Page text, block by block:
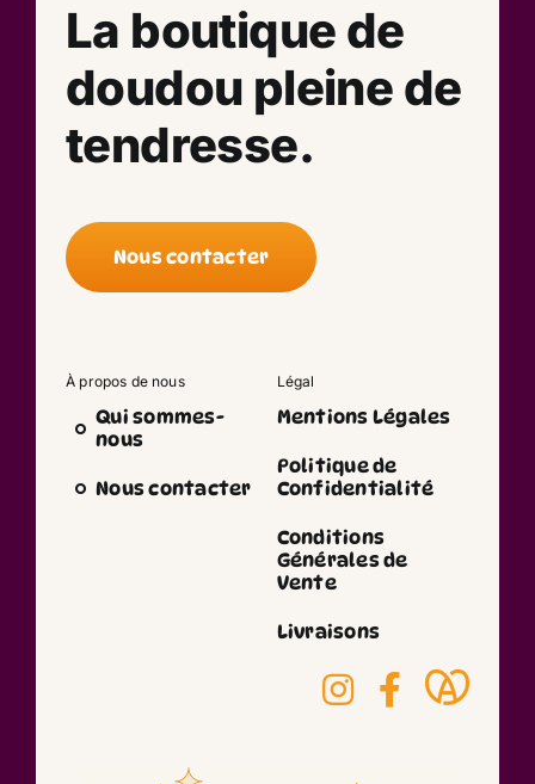
La boutique de
doudou pleine de
tendresse.
Nous contacter
À propos de nous
Qui sommes-
nous
Nous contacter
Légal
Mentions Légales
Politique de
Confidentialité
Conditions
Générales de
Vente
Livraisons